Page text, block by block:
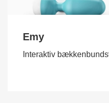
Emy
Interaktiv